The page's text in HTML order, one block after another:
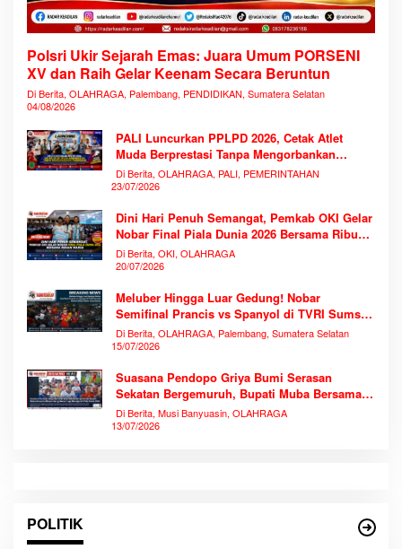
Polsri Ukir Sejarah Emas: Juara Umum PORSENI
XV dan Raih Gelar Keenam Secara Beruntun
Di Berita, OLAHRAGA, Palembang, PENDIDIKAN, Sumatera Selatan
04/08/2026
PALI Luncurkan PPLPD 2026, Cetak Atlet
Muda Berprestasi Tanpa Mengorbankan
Pendidikan
Di Berita, OLAHRAGA, PALI, PEMERINTAHAN
23/07/2026
Dini Hari Penuh Semangat, Pemkab OKI Gelar
Nobar Final Piala Dunia 2026 Bersama Ribuan
Warga
Di Berita, OKI, OLAHRAGA
20/07/2026
Meluber Hingga Luar Gedung! Nobar
Semifinal Prancis vs Spanyol di TVRI Sumsel
Memecahkan Rekor Antusiasme
Di Berita, OLAHRAGA, Palembang, Sumatera Selatan
15/07/2026
Suasana Pendopo Griya Bumi Serasan
Sekatan Bergemuruh, Bupati Muba Bersama
Ribuan Warga Nobar Laga Bersejarah Piala
Dunia 2026
Di Berita, Musi Banyuasin, OLAHRAGA
13/07/2026
POLITIK